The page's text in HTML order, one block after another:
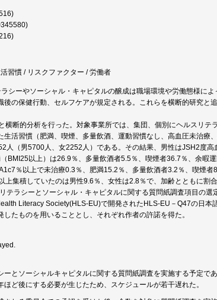
習慣 / リスクファクター / 労働者
シーやソーシャル・キャピタルの醸成は職場環境や労働態様に
の保健行動、セルフケアが規定される。これらを横断的研究と
横断的分析を行った。対象事業所では、集団、個別にヘルスリテ
活習慣（肥満、喫煙、多量飲酒、運動習慣なし、高血圧未治療
人（男5700人、女2252人）である。その結果、男性はJSH2度高
BMI25以上）は26.9％、多量飲酒者5.5％、喫煙者36.7％、余暇運
％以上で未治療0.3％、肥満15.2％、多量飲酒者3.2％、喫煙者
集積していたのは男性9.6％、女性は2.8％で、加齢とともに割合
テラシーとソーシャル・キャピタルに関する質問紙調査項目の選
Literacy Society(HLS-EU)で開発されたHLS-EU－Q47の日本
たものを用いることとし、それぞれ作者の許諾を得た。
とソーシャルキャピタルに関する質問紙調査を実施する予定で
ど後にする必要が生じたため、スケジュールが若干遅れた。